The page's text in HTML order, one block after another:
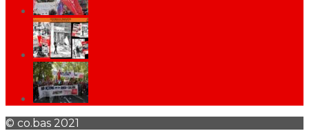
© co.bas 2021